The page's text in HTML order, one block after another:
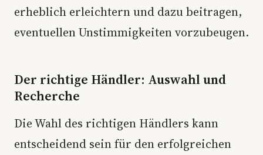
erheblich erleichtern und dazu beitragen,
eventuellen Unstimmigkeiten vorzubeugen.
Der richtige Händler: Auswahl und
Recherche
Die Wahl des richtigen Händlers kann
entscheidend sein für den erfolgreichen